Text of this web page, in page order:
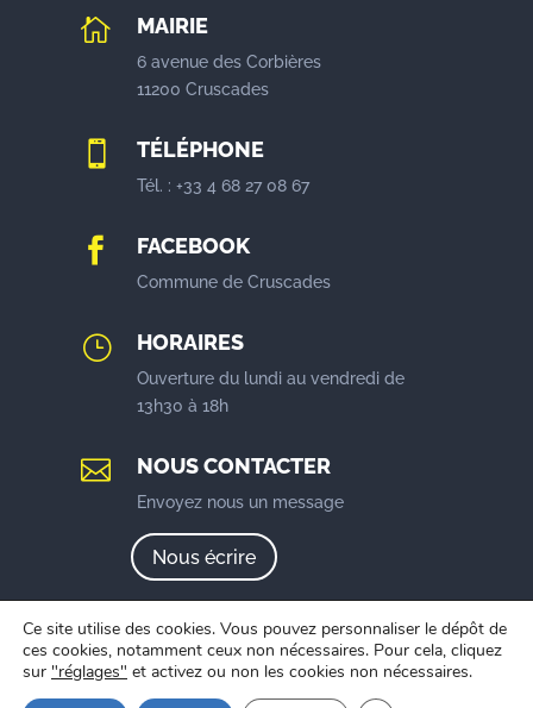
 MAIRIE
6 avenue des Corbières
11200 Cruscades
 TÉLÉPHONE
Tél. : +33 4 68 27 08 67
 FACEBOOK
Commune de Cruscades
} HORAIRES
Ouverture du lundi au vendredi de
13h30 à 18h
 NOUS CONTACTER
Envoyez nous un message
Nous écrire
Mentions légales|Politique de confidentialité
Ce site utilise des cookies. Vous pouvez personnaliser le dépôt de
ces cookies, notamment ceux non nécessaires. Pour cela, cliquez
sur "réglages" et activez ou non les cookies non nécessaires.